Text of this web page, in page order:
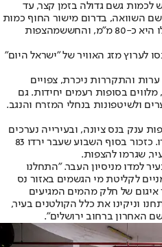
לכמות גשם גדולה בזמן קצר, עד
השוואה, בדרום מישור החוף כמות
והחשש
מהצפות
לערוץ מזג האוויר של "ישראל היום"
והתקררות ניכרת, צפויים
בסופות רעמים יחידות. גם
ולשיטפונות בנחלי המזרח והנגב.
ענק בנס ציונה, ובעירייה נערכים
על מנת שהתמונות הקשות לא יחזרו. כזכור בסוף השבוע שעבר ירדו 83
שגרמו להצפות.
למדו מניסיון העבר. "התחלנו
לקליטת מי הגשמים באזור נס
איגום של חלק מהמים המגיעים
וניקינו את כלל הקולטנים בעיר,
האחרון ברחוב ירושלים".